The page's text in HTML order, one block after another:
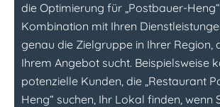
die Optimierung für „Postbauer-
Kombination mit Ihren
genau die Zielgruppe in Ihrer Region,
Ihrem Angebot sucht. Beispielsweise
potenzielle Kunden, die „Restaurant
Heng“ suchen, Ihr Lokal finden, wenn